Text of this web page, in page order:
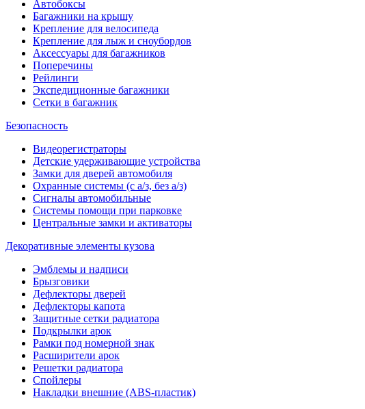
Автобоксы
Багажники на крышу
Крепление для велосипеда
Крепление для лыж и сноубордов
Аксессуары для багажников
Поперечины
Рейлинги
Экспедиционные багажники
Сетки в багажник
Безопасность
Видеорегистраторы
Детские удерживающие устройства
Замки для дверей автомобиля
Охранные системы (с а/з, без а/з)
Сигналы автомобильные
Системы помощи при парковке
Центральные замки и активаторы
Декоративные элементы кузова
Эмблемы и надписи
Брызговики
Дефлекторы дверей
Дефлекторы капота
Защитные сетки радиатора
Подкрылки арок
Рамки под номерной знак
Расширители арок
Решетки радиатора
Спойлеры
Накладки внешние (ABS-пластик)